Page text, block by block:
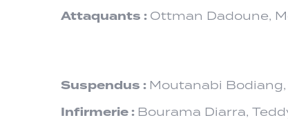
Attaquants : Ottman Dadoune,
Suspendus : Moutanabi
Infirmerie : Bourama Diarra,